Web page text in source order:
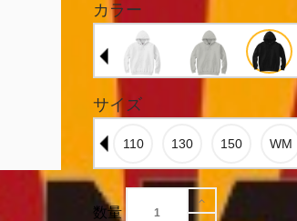
カラー
サイズ
数量